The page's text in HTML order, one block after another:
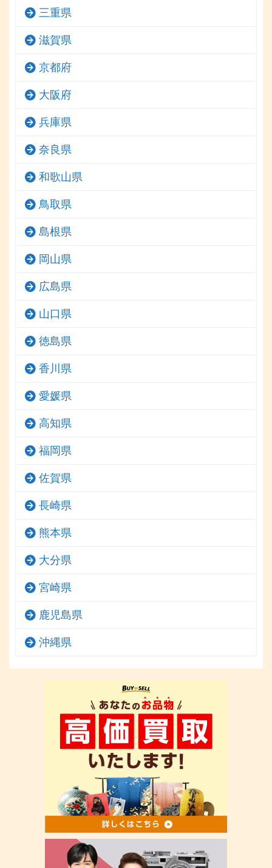
三重県
滋賀県
京都府
大阪府
兵庫県
奈良県
和歌山県
鳥取県
島根県
岡山県
広島県
山口県
徳島県
香川県
愛媛県
高知県
福岡県
佐賀県
長崎県
熊本県
大分県
宮崎県
鹿児島県
沖縄県